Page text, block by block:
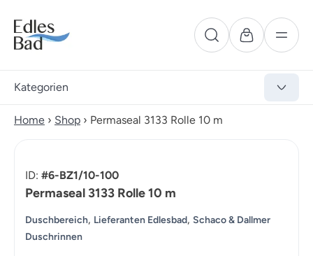
Kategorien
Home › Shop › Permaseal 3133 Rolle 10 m
ID: #6-BZ1/10-100
Permaseal 3133 Rolle 10 m
Duschbereich, Lieferanten Edlesbad, Schaco & Dallmer
Duschrinnen